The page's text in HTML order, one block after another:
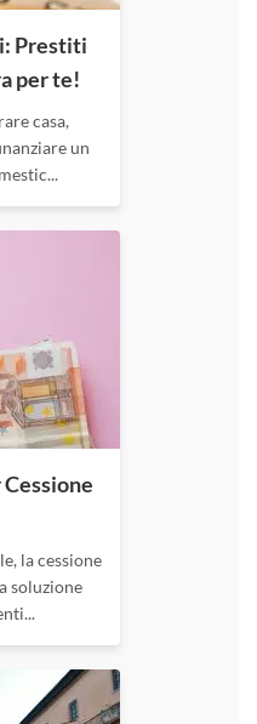
Prestiti
per te!
casa,
un
Cessione
la cessione
soluzione